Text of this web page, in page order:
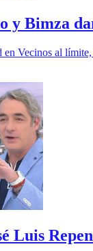
Bimza
Vecinos al
Luis